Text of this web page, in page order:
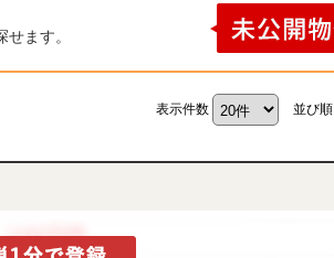
ます。
表示件数 並び順